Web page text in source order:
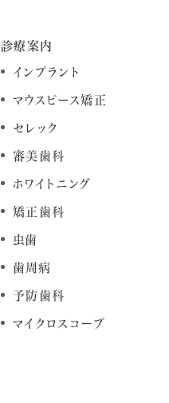
診療案内
インプラント
マウスピース矯正
セレック
審美歯科
ホワイトニング
矯正歯科
虫歯
歯周病
予防歯科
マイクロスコープ